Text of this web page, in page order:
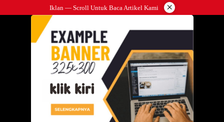
ke
Iklan — Scroll Untuk Baca Artikel Kami ×